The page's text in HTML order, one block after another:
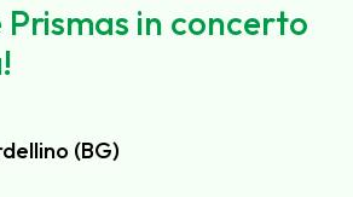
Prismas in concerto
(BG)